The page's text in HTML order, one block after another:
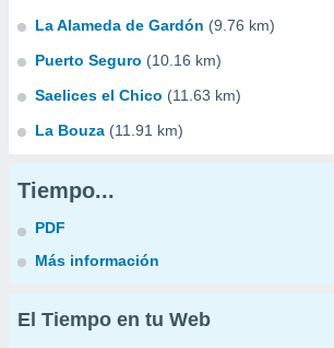
La Alameda de Gardón (9.76 km)
Puerto Seguro (10.16 km)
Saelices el Chico (11.63 km)
La Bouza (11.91 km)
Tiempo...
PDF
Más información
El Tiempo en tu Web